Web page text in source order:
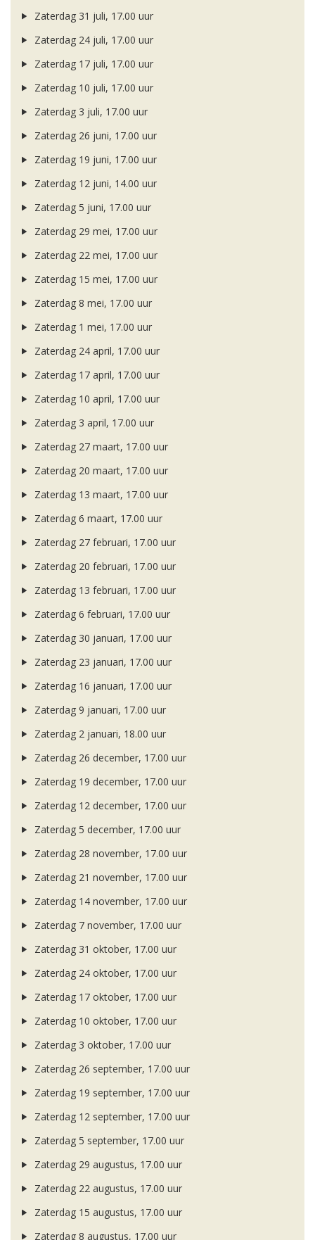
Zaterdag 31 juli, 17.00 uur
Zaterdag 24 juli, 17.00 uur
Zaterdag 17 juli, 17.00 uur
Zaterdag 10 juli, 17.00 uur
Zaterdag 3 juli, 17.00 uur
Zaterdag 26 juni, 17.00 uur
Zaterdag 19 juni, 17.00 uur
Zaterdag 12 juni, 14.00 uur
Zaterdag 5 juni, 17.00 uur
Zaterdag 29 mei, 17.00 uur
Zaterdag 22 mei, 17.00 uur
Zaterdag 15 mei, 17.00 uur
Zaterdag 8 mei, 17.00 uur
Zaterdag 1 mei, 17.00 uur
Zaterdag 24 april, 17.00 uur
Zaterdag 17 april, 17.00 uur
Zaterdag 10 april, 17.00 uur
Zaterdag 3 april, 17.00 uur
Zaterdag 27 maart, 17.00 uur
Zaterdag 20 maart, 17.00 uur
Zaterdag 13 maart, 17.00 uur
Zaterdag 6 maart, 17.00 uur
Zaterdag 27 februari, 17.00 uur
Zaterdag 20 februari, 17.00 uur
Zaterdag 13 februari, 17.00 uur
Zaterdag 6 februari, 17.00 uur
Zaterdag 30 januari, 17.00 uur
Zaterdag 23 januari, 17.00 uur
Zaterdag 16 januari, 17.00 uur
Zaterdag 9 januari, 17.00 uur
Zaterdag 2 januari, 18.00 uur
Zaterdag 26 december, 17.00 uur
Zaterdag 19 december, 17.00 uur
Zaterdag 12 december, 17.00 uur
Zaterdag 5 december, 17.00 uur
Zaterdag 28 november, 17.00 uur
Zaterdag 21 november, 17.00 uur
Zaterdag 14 november, 17.00 uur
Zaterdag 7 november, 17.00 uur
Zaterdag 31 oktober, 17.00 uur
Zaterdag 24 oktober, 17.00 uur
Zaterdag 17 oktober, 17.00 uur
Zaterdag 10 oktober, 17.00 uur
Zaterdag 3 oktober, 17.00 uur
Zaterdag 26 september, 17.00 uur
Zaterdag 19 september, 17.00 uur
Zaterdag 12 september, 17.00 uur
Zaterdag 5 september, 17.00 uur
Zaterdag 29 augustus, 17.00 uur
Zaterdag 22 augustus, 17.00 uur
Zaterdag 15 augustus, 17.00 uur
Zaterdag 8 augustus, 17.00 uur